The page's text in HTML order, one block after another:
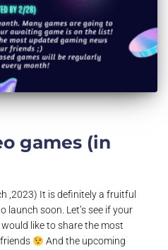
games (in
,2023) It is definitely a fruitful
launch soon. Let’s see if your
like to share the most
And the upcoming